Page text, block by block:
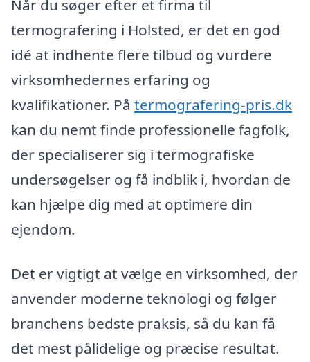
Når du søger efter et firma til
termografering i Holsted, er det en god
idé at indhente flere tilbud og vurdere
virksomhedernes erfaring og
kvalifikationer. På termografering-pris.dk
kan du nemt finde professionelle fagfolk,
der specialiserer sig i termografiske
undersøgelser og få indblik i, hvordan de
kan hjælpe dig med at optimere din
ejendom.
Det er vigtigt at vælge en virksomhed, der
anvender moderne teknologi og følger
branchens bedste praksis, så du kan få
det mest pålidelige og præcise resultat.